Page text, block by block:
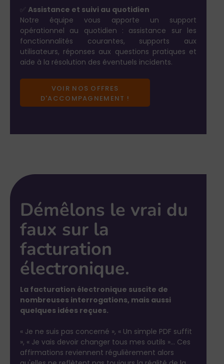
✅ Assistance et suivi au quotidien
Notre équipe vous apporte un support
opérationnel au quotidien : assistance sur les
fonctionnalités courantes, supports aux
utilisateurs, réponses aux questions pratiques et
aide à la résolution des éventuels incidents.
VOIR NOS OFFRES
D'ACCOMPAGNEMENT !
Démêlons le vrai du
faux sur la
facturation
électronique.
La facturation électronique suscite de
nombreuses interrogations, mais aussi
quelques idées reçues.
« Je ne suis pas concerné », « Un simple PDF suffit
», « Je vais devoir changer tous mes outils »… Ces
affirmations reviennent régulièrement alors